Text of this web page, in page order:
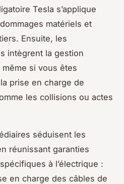
Tesla s’applique
matériels et
Ensuite, les
intègrent la gestion
si vous êtes
prise en charge de
les collisions ou actes
séduisent les
réunissant garanties
à l’électrique :
en charge des câbles de